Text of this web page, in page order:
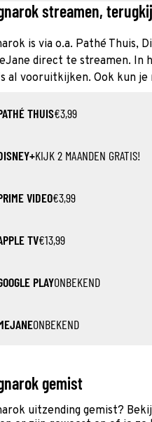
streamen,
is via o.a. Pathé Thuis,
direct te streamen. In
al vooruitkijken. Ook kun
THUIS€3,99
KIJK 2 MAANDEN GRATIS!
VIDEO€3,99
TV€13,99
PLAYONBEKEND
ONBEKEND
gemist
uitzending gemist?